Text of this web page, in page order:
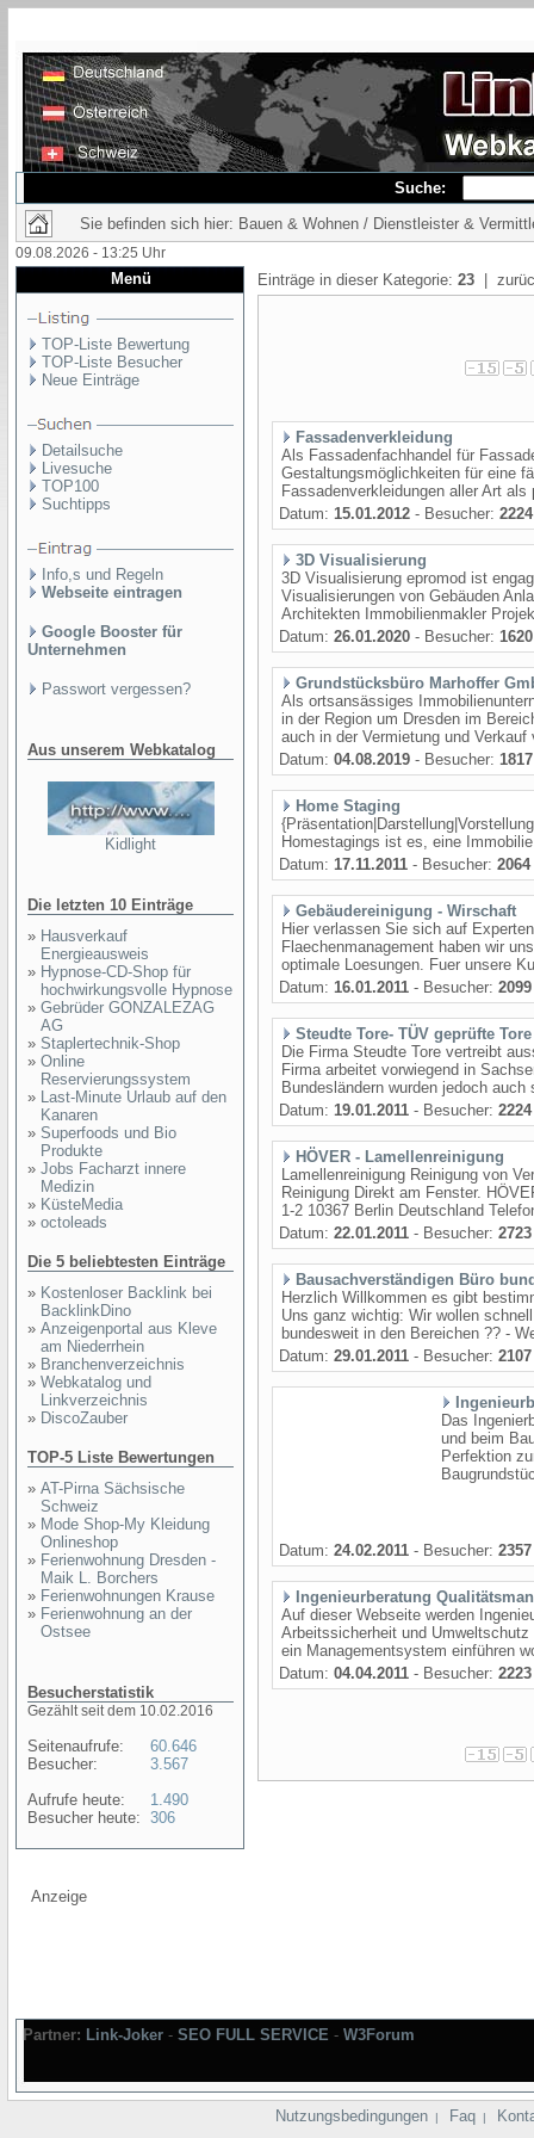
Suche:
Sie befinden sich hier: Bauen & Wohnen / Dienstleister &
09.08.2026 - 13:25 Uhr
Menü
TOP-Liste Bewertung
TOP-Liste Besucher
Neue Einträge
Detailsuche
Livesuche
TOP100
Suchtipps
Info,s und Regeln
Webseite eintragen
Google Booster für
Unternehmen
Passwort vergessen?
Aus unserem Webkatalog
Kidlight
Die letzten 10 Einträge
» Hausverkauf
Energieausweis
» Hypnose-CD-Shop für
hochwirkungsvolle Hypnose
» Gebrüder GONZALEZAG
AG
» Staplertechnik-Shop
» Online
Reservierungssystem
» Last-Minute Urlaub auf den
Kanaren
» Superfoods und Bio
Produkte
» Jobs Facharzt innere
Medizin
» KüsteMedia
» octoleads
Die 5 beliebtesten Einträge
» Kostenloser Backlink bei
BacklinkDino
» Anzeigenportal aus Kleve
am Niederrhein
» Branchenverzeichnis
» Webkatalog und
Linkverzeichnis
» DiscoZauber
TOP-5 Liste Bewertungen
» AT-Pirna Sächsische
Schweiz
» Mode Shop-My Kleidung
Onlineshop
» Ferienwohnung Dresden -
Maik L. Borchers
» Ferienwohnungen Krause
» Ferienwohnung an der
Ostsee
Besucherstatistik
Gezählt seit dem 10.02.2016
Seitenaufrufe:
Besucher:
Aufrufe heute:
Besucher heute:
60.646
3.567
1.490
306
Einträge in dieser Kategorie: 23 |
Fassadenverkleidung
Als Fassadenfachhandel für
Gestaltungsmöglichkeiten für eine
Fassadenverkleidungen aller Art
Datum: 15.01.2012 - Besucher: 2224
3D Visualisierung
3D Visualisierung epromod ist
Visualisierungen von Gebäuden
Architekten Immobilienmakler
Datum: 26.01.2020 - Besucher: 1620
Grundstücksbüro Marhoffer
Als ortsansässiges
in der Region um Dresden im
auch in der Vermietung und
Datum: 04.08.2019 - Besucher: 1817
Home Staging
Homestagings ist es, eine
Datum: 17.11.2011 - Besucher: 2064
Gebäudereinigung - Wirschaft
Hier verlassen Sie sich auf
Flaechenmanagement haben wir
optimale Loesungen. Fuer unsere
Datum: 16.01.2011 - Besucher: 2099
Steudte Tore- TÜV geprüfte Tore
Die Firma Steudte Tore vertreibt
Firma arbeitet vorwiegend in
Bundesländern wurden jedoch
Datum: 19.01.2011 - Besucher: 2224
HÖVER - Lamellenreinigung
Lamellenreinigung Reinigung von
Reinigung Direkt am Fenster.
1-2 10367 Berlin Deutschland
Datum: 22.01.2011 - Besucher: 2723
Bausachverständigen Büro
Herzlich Willkommen es gibt
Uns ganz wichtig: Wir wollen
bundesweit in den Bereichen ?? -
Datum: 29.01.2011 - Besucher: 2107
Das
und beim
Perfektion
Datum: 24.02.2011 - Besucher: 2357
Ingenieurberatung
Auf dieser Webseite werden
Arbeitssicherheit und
ein Managementsystem einführen
Datum: 04.04.2011 - Besucher: 2223
Anzeige
Partner: Link-Joker - SEO FULL SERVICE - W3Forum
Nutzungsbedingungen | Faq |